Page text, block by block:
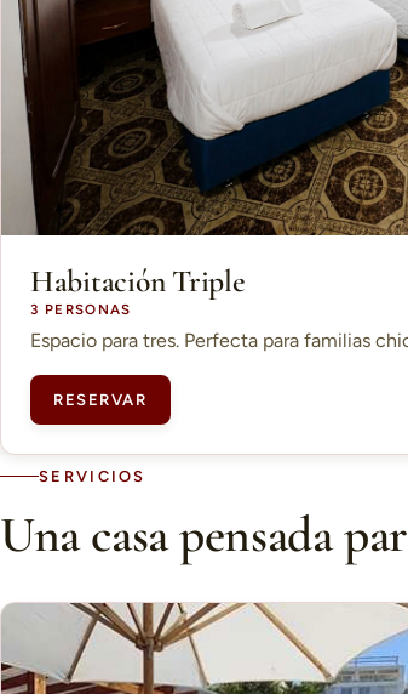
Habitación Triple
3 PERSONAS
Espacio para tres. Perfecta para familias
RESERVAR
SERVICIOS
Una casa pensada